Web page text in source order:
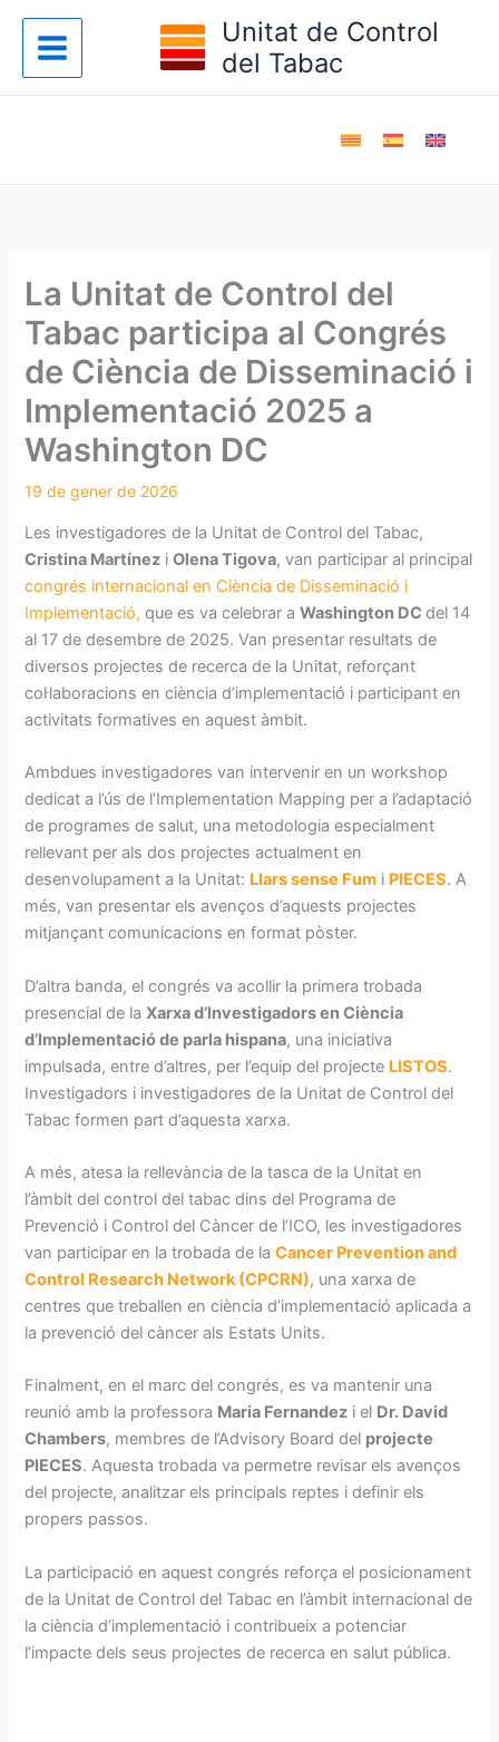
contingut
Unitat de Control
del Tabac
La Unitat de Control del
Tabac participa al Congrés
de Ciència de Disseminació i
Implementació 2025 a
Washington DC
Les investigadores de la Unitat de Control del Tabac,
Cristina Martínez iOlena Tigova, van participar al principal
congrés internacional en Ciència de Disseminació i
Implementació, que es va celebrar aWashington DCdel 14
al 17 de desembre de 2025. Van presentar resultats de
diversos projectes de recerca de la Unitat, reforçant
col·laboracions en ciència d’implementació i participant en
activitats formatives en aquest àmbit.
Ambdues investigadores van intervenir en un workshop
dedicat a l’ús de l’Implementation Mapping per a l’adaptació
de programes de salut, una metodologia especialment
rellevant per als dos projectes actualment en
desenvolupament a la Unitat: Llars sense Fum i PIECES. A
més, van presentar els avenços d’aquests projectes
mitjançant comunicacions en format pòster.
D’altra banda, el congrés va acollir la primera trobada
presencial de laXarxa d’Investigadors en Ciència
d’Implementació de parla hispana, una iniciativa
impulsada, entre d’altres, per l’equip del projecte LISTOS.
Investigadors i investigadores de la Unitat de Control del
Tabac formen part d’aquesta xarxa.
A més, atesa la rellevància de la tasca de la Unitat en
l’àmbit del control del tabac dins del Programa de
Prevenció i Control del Càncer de l’ICO, les investigadores
van participar en la trobada de laCancer Prevention and
Control Research Network (CPCRN), una xarxa de
centres que treballen en ciència d’implementació aplicada a
la prevenció del càncer als Estats Units.
Finalment, en el marc del congrés, es va mantenir una
reunió amb la professora Maria Fernandez i el Dr. David
Chambers, membres de l’Advisory Board del projecte
PIECES. Aquesta trobada va permetre revisar els avenços
del projecte, analitzar els principals reptes i definir els
propers passos.
La participació en aquest congrés reforça el posicionament
de la Unitat de Control del Tabac en l’àmbit internacional de
la ciència d’implementació i contribueix a potenciar
l’impacte dels seus projectes de recerca en salut pública.